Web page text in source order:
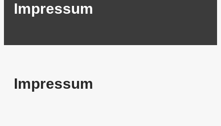
Impressum
Impressum